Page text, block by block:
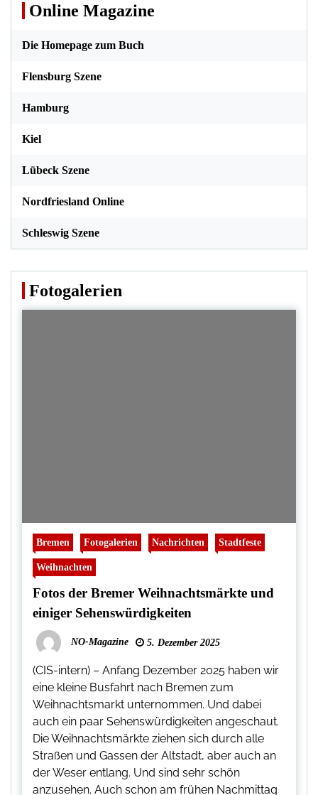
Online Magazine
Die Homepage zum Buch
Flensburg Szene
Hamburg
Kiel
Lübeck Szene
Nordfriesland Online
Schleswig Szene
Fotogalerien
Bremen Fotogalerien Nachrichten Stadtfeste
Weihnachten
Fotos der Bremer Weihnachtsmärkte und
einiger Sehenswürdigkeiten
NO-Magazine 5. Dezember 2025
(CIS-intern) – Anfang Dezember 2025 haben wir
eine kleine Busfahrt nach Bremen zum
Weihnachtsmarkt unternommen. Und dabei
auch ein paar Sehenswürdigkeiten angeschaut.
Die Weihnachtsmärkte ziehen sich durch alle
Straßen und Gassen der Altstadt, aber auch an
der Weser entlang. Und sind sehr schön
anzusehen. Auch schon am frühen Nachmittag